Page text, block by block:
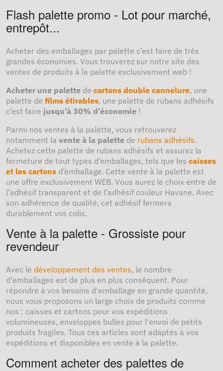
Flash palette promo - Lot pour marché,
entrepôt...
Acheter des emballages par palette c’est faire de très
grandes économies. Vous trouverez sur notre site des
ventes de produits à la palette exclusivement web !
Acheter une palette de cartons double cannelure, une
palette de films étirables, une palette de rubans adhésifs
c’est faire jusqu’à 30% d’économie !
Parmi nos ventes à la palette, vous retrouverez
notamment la vente à la palette de rubans adhésifs.
Achetez cette palette de rubans adhésifs et assurez la
fermeture de tout types d’emballages, tels que les caisses
et les cartons d’emballage. Cette vente à la palette est
une offre exclusivement WEB. Vous aurez le choix entre de
l’adhésif transparent et de l’adhésif couleur Havane. Avec
son adhérence de qualité, cet adhésif fermera
durablement vos colis.
Vente à la palette - Grossiste pour
revendeur
Avec le développement des ventes, le nombre
d'emballages est de plus en plus conséquent. Pour
répondre à vos besoins d'emballage en grande quantité,
nous vous proposons un large choix de produits comme
nos : caisses et cartons pour vos expéditions
volumineuses, enveloppes bulles pour l'envoi de petits
produits fragiles. Tous ces articles sont adaptés à vos
expéditions et disponibles en vente à la palette.
Comment acheter des palettes de